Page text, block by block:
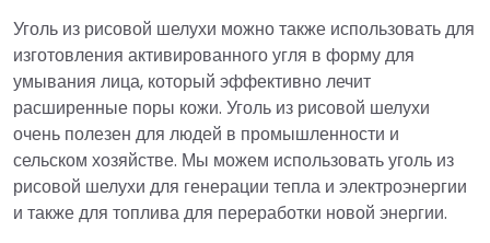
Уголь из рисовой шелухи можно также использовать для
изготовления активированного угля в форму для
умывания лица, который эффективно лечит
расширенные поры кожи. Уголь из рисовой шелухи
очень полезен для людей в промышленности и
сельском хозяйстве. Мы можем использовать уголь из
рисовой шелухи для генерации тепла и электроэнергии
и также для топлива для переработки новой энергии.